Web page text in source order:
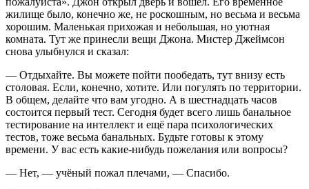
жилище было, конечно же, не роскошным, но весьма и весьма
хорошим. Маленькая прихожая и небольшая, но уютная
комната. Тут же принесли вещи Джона. Мистер Джеймсон
снова улыбнулся и сказал:
— Отдыхайте. Вы можете пойти пообедать, тут внизу есть
столовая. Если, конечно, хотите. Или погулять по территории.
В общем, делайте что вам угодно. А в шестнадцать часов
состоится первый тест. Сегодня будет всего лишь банальное
тестирование на интеллект и ещё пара психологических
тестов, тоже весьма банальных. Будьте готовы к этому
времени. У вас есть какие-нибудь пожелания или вопросы?
— Нет, — учёный пожал плечами, — Спасибо.